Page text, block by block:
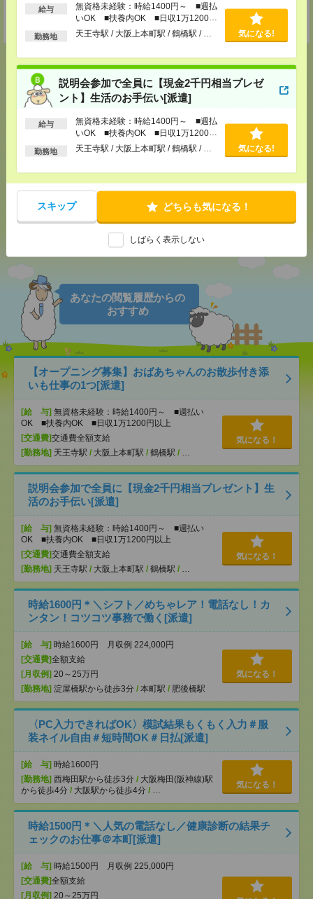
給与
無資格未経験：時給1400円～ ■週払
いOK ■扶養内OK ■日収1万1200円
以上
勤務地 天王寺駅 / 大阪上本町駅 / 鶴橋駅 / … 気になる!
説明会参加で全員に【現金2千円相当プレゼ
ント】生活のお手伝い[派遣]
給与
無資格未経験：時給1400円～ ■週払
いOK ■扶養内OK ■日収1万1200円
以上
勤務地 天王寺駅 / 大阪上本町駅 / 鶴橋駅 / … 気になる!
スキップ どちらも気になる！
しばらく表示しない
【面談付き電話登録】・【面談なしオンライン登録】どちらも来社不要で
応募ページへ
気になる！
ツイート
あなたの閲覧履歴からの
おすすめ
【オープニング募集】おばあちゃんのお散歩付き添
いも仕事の1つ[派遣]
[給 与] 無資格未経験：時給1400円～ ■週払い
OK ■扶養内OK ■日収1万1200円以上
[交通費]交通費全額支給
[勤務地] 天王寺駅 / 大阪上本町駅 / 鶴橋駅 / …
気になる！
説明会参加で全員に【現金2千円相当プレゼント】生
活のお手伝い[派遣]
[給 与] 無資格未経験：時給1400円～ ■週払い
OK ■扶養内OK ■日収1万1200円以上
[交通費]交通費全額支給
[勤務地] 天王寺駅 / 大阪上本町駅 / 鶴橋駅 / …
気になる！
時給1600円＊＼シフト／めちゃレア！電話なし！カ
ンタン！コツコツ事務で働く[派遣]
[給 与] 時給1600円 月収例 224,000円
[交通費]全額支給
[月収例] 20～25万円
[勤務地] 淀屋橋駅から徒歩3分 / 本町駅 / 肥後橋駅
気になる！
〈PC入力できればOK〉模試結果もくもく入力＃服
装ネイル自由＃短時間OK＃日払[派遣]
[給 与] 時給1600円
[勤務地] 西梅田駅から徒歩3分 / 大阪梅田(阪神線)駅
から徒歩4分 / 大阪駅から徒歩4分 / …
気になる！
時給1500円＊＼人気の電話なし／健康診断の結果チ
ェックのお仕事＠本町[派遣]
[給 与] 時給1500円 月収例 225,000円
[交通費]全額支給
[月収例] 20～25万円